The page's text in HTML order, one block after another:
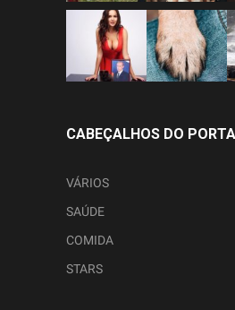
CABEÇALHOS DO
VÁRIOS
SAÚDE
COMIDA
STARS